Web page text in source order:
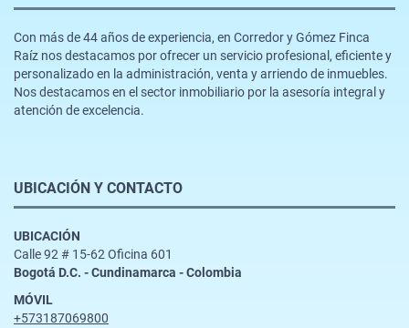
Con más de 44 años de experiencia, en Corredor y Gómez Finca
Raíz nos destacamos por ofrecer un servicio profesional, eficiente y
personalizado en la administración, venta y arriendo de inmuebles.
Nos destacamos en el sector inmobiliario por la asesoría integral y
atención de excelencia.
UBICACIÓN Y CONTACTO
UBICACIÓN
Calle 92 # 15-62 Oficina 601
Bogotá D.C. - Cundinamarca - Colombia
MÓVIL
+573187069800